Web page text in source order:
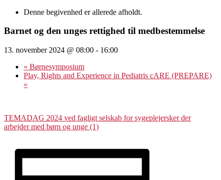
Denne begivenhed er allerede afholdt.
Barnet og den unges rettighed til medbestemmelse
13. november 2024 @ 08:00 - 16:00
« Børnesymposium
Play, Rights and Experience in Pediatris cARE (PREPARE)
»
TEMADAG 2024 ved fagligt selskab for sygeplejersker der
arbejder med børn og unge (1)